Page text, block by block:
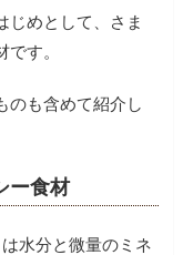
じめとして、さま
す。
のも含めて紹介し
ー食材
水分と微量のミネ